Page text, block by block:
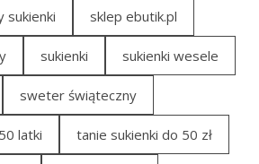
sukienki sklep ebutik.pl
sukienki sukienki wesele
sweter świąteczny
latki tanie sukienki do 50 zł